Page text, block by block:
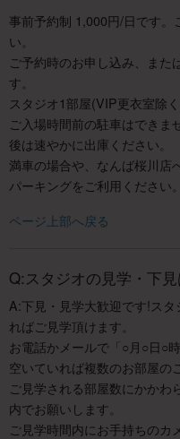
事前予約制 1,000円/日です。
い。
ご予約時のお申し込み、ま
す。
スタジオ1部屋(VIP更衣室除
ご入場時間前の駐車はできま
後は速やかに出庫ください。
満車の場合や、なんば桜川店
パーキングをご利用ください。
ページ上部へ戻る
Q:スタジオの見学・下
A:下見・見学大歓迎です!ス
ればご見学頂けます。
お電話かメールで「○月○日○
空いていれば複数のお部屋の
ご見学される部屋数にかかわ
内でお願いします。
ご見学時間内にお手持ちのカ